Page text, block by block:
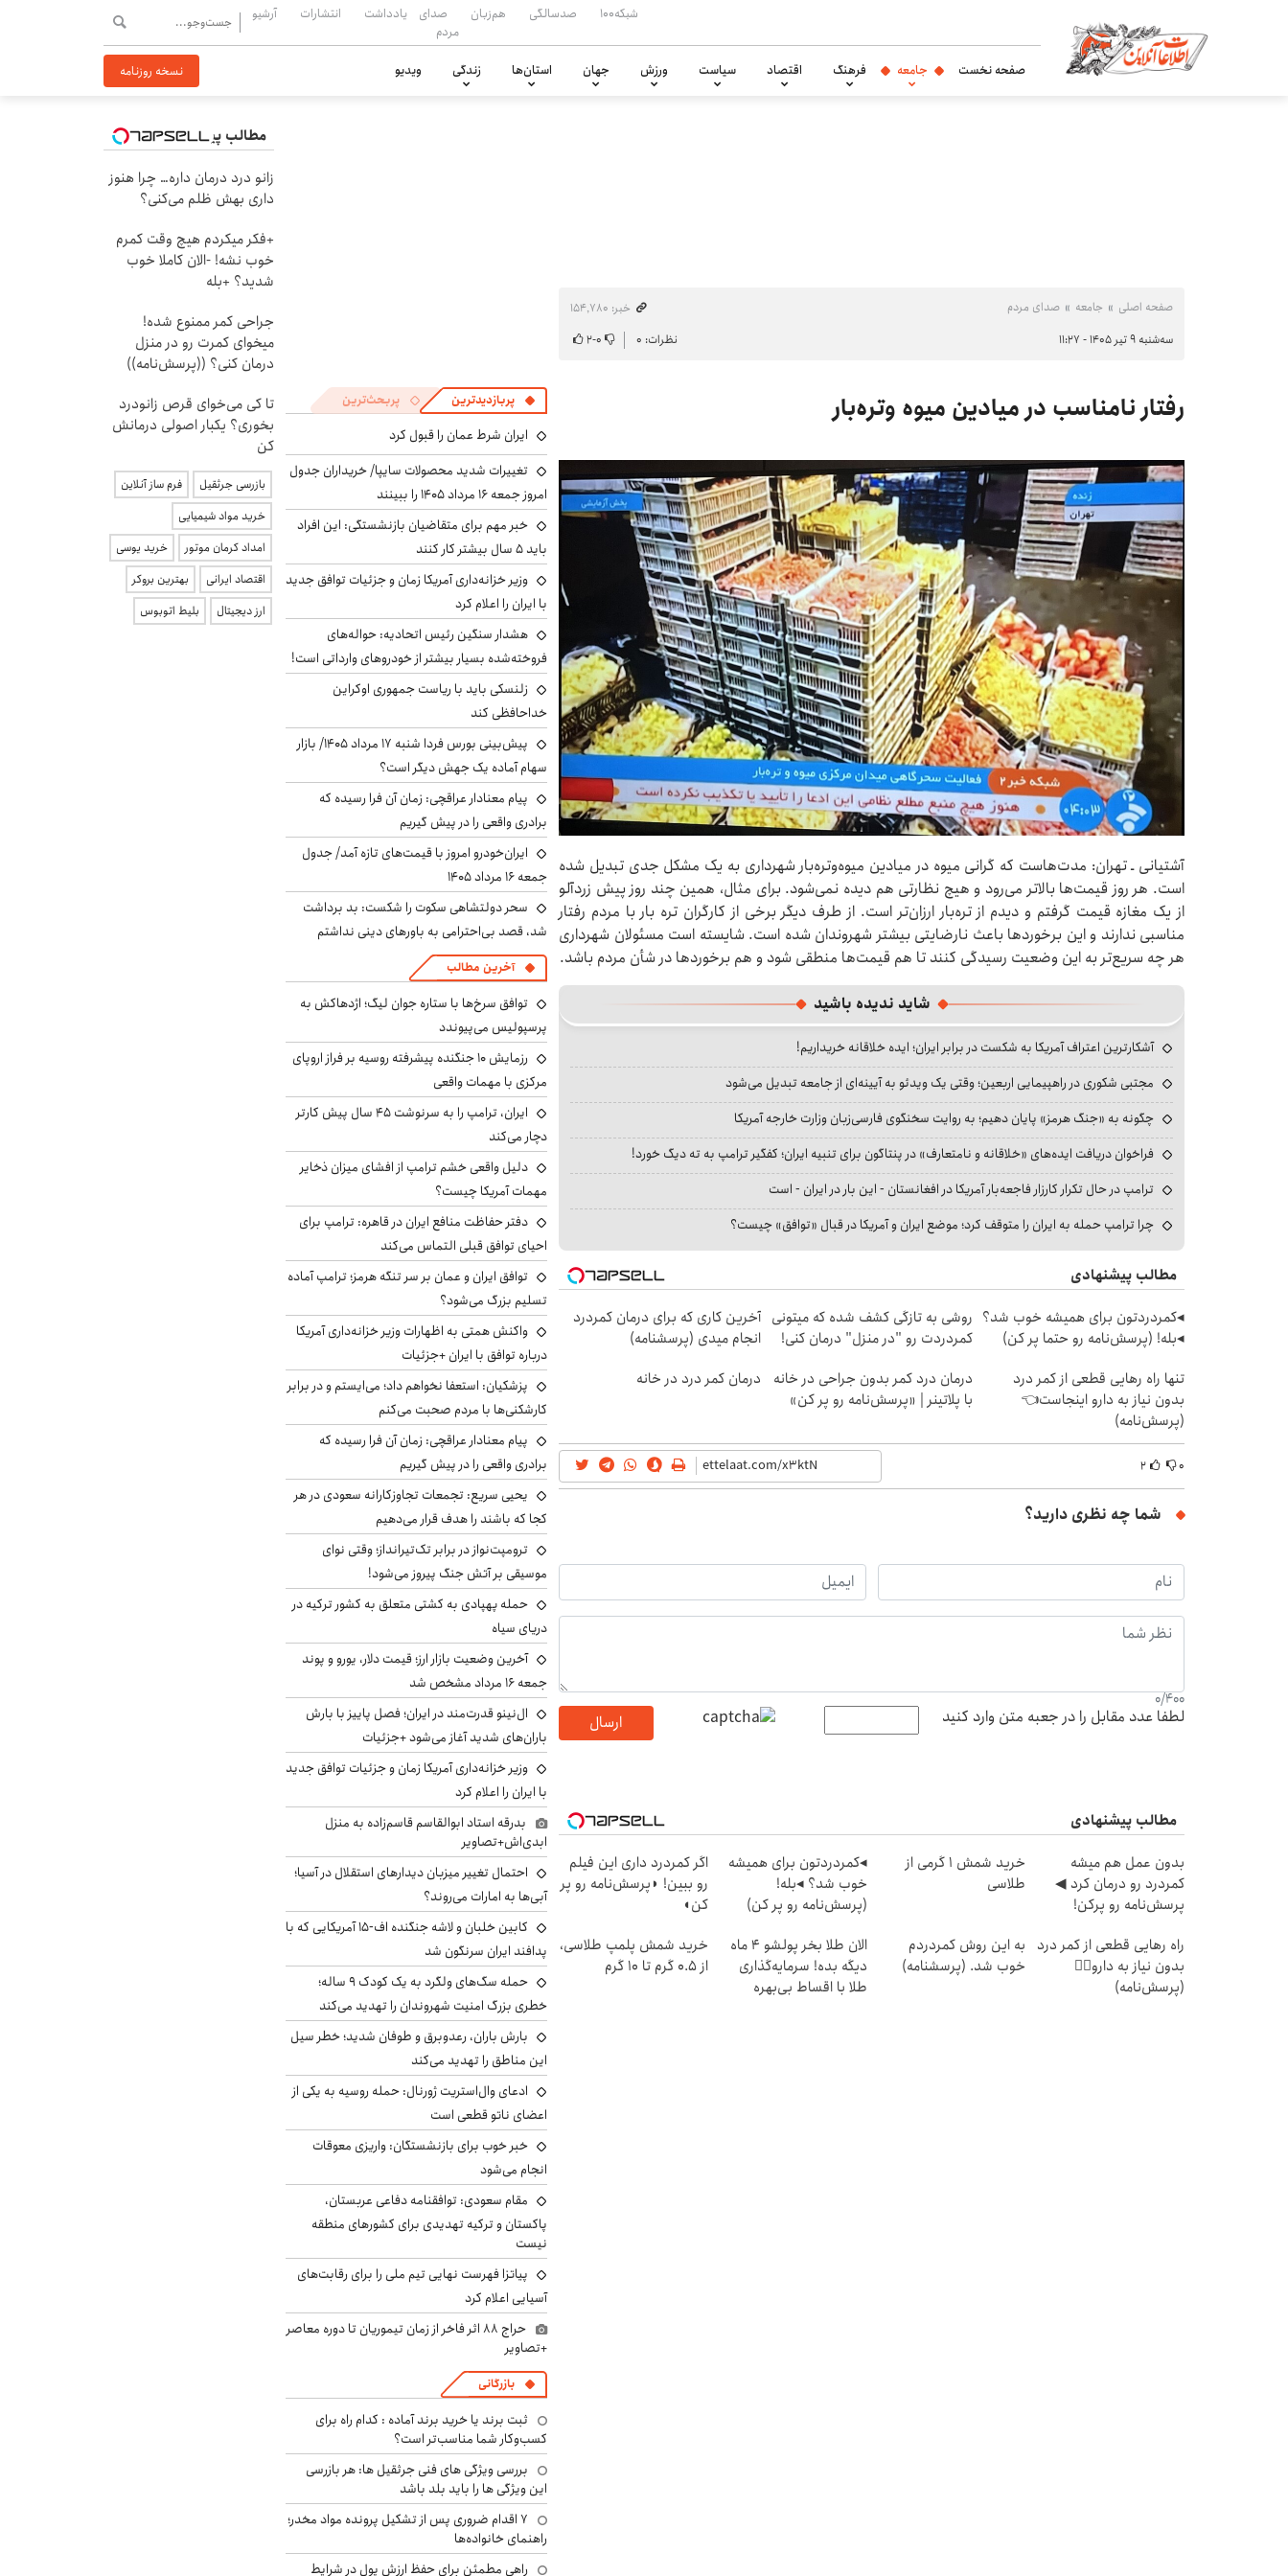
شبکه۱۰۰ صدسالگی هم‌زبان
صدای
مردم
یادداشت انتشارات آرشیو
صفحه نخست جامعه فرهنگ اقتصاد سیاست ورزش جهان استان‌ها زندگی ویدیو نسخه روزنامه
صفحه اصلی جامعه صدای مردم
خبر: ۱۵۴٬۷۸۰
سه‌شنبه ۹ تیر ۱۴۰۵ - ۱۱:۲۷
نظرات: ۰ ۰-۲
رفتار نامناسب در میادین میوه وتره‌بار
آشتیانی ـ تهران: مدت‌هاست که گرانی میوه در میادین میوه‌وتره‌بار شهرداری به یک مشکل جدی تبدیل شده
است. هر روز قیمت‌ها بالاتر می‌رود و هیچ نظارتی هم دیده نمی‌شود. برای مثال، همین چند روز پیش زردآلو
از یک مغازه قیمت گرفتم و دیدم از تره‌بار ارزان‌تر است. از طرف دیگر برخی از کارگران تره بار با مردم رفتار
مناسبی ندارند و این برخوردها باعث نارضایتی بیشتر شهروندان شده است. شایسته است مسئولان شهرداری
هر چه سریع‌تر به این وضعیت رسیدگی کنند تا هم قیمت‌ها منطقی شود و هم برخوردها در شأن مردم باشد.
شاید ندیده باشید
آشکارترین اعتراف آمریکا به شکست در برابر ایران؛ ایده خلاقانه خریداریم!
مجتبی شکوری در راهپیمایی اربعین؛ وقتی یک ویدئو به آیینه‌ای از جامعه تبدیل می‌شود
چگونه به «جنگ هرمز» پایان دهیم؛ به روایت سخنگوی فارسی‌زبان وزارت خارجه آمریکا
فراخوان دریافت ایده‌های «خلاقانه و نامتعارف» در پنتاگون برای تنبیه ایران؛ کفگیر ترامپ به ته دیگ خورد!
ترامپ در حال تکرار کارزار فاجعه‌بار آمریکا در افغانستان - این بار در ایران - است
چرا ترامپ حمله به ایران را متوقف کرد؛ موضع ایران و آمریکا در قبال «توافق» چیست؟
مطالب پیشنهادی
◂کمردردتون برای همیشه خوب شد؟
◂بله! (پرسش‌نامه رو حتما پر کن)
روشی به تازگی کشف شده که میتونی
کمردردت رو "در منزل" درمان کنی!
آخرین کاری که برای درمان کمردرد
انجام میدی (پرسشنامه)
تنها راه رهایی قطعی از کمر درد
بدون نیاز به دارو اینجاست👈
(پرسش‌نامه)
درمان درد کمر بدون جراحی در خانه
با پلاتینر | «پرسش‌نامه رو پر کن»
درمان کمر درد در خانه
۰ ۲
شما چه نظری دارید؟
0/400
لطفا عدد مقابل را در جعبه متن وارد کنید ارسال
مطالب پیشنهادی
بدون عمل هم میشه
کمردرد رو درمان کرد ◀
پرسش‎‌نامه رو پرکن!
خرید شمش 1 گرمی از
طلاسی
◂کمردردتون برای همیشه
خوب شد؟ ◂بله!
(پرسش‌نامه رو پر کن)
اگر کمردرد داری این فیلم
رو ببین! ◗پرسش‌نامه رو پر
کن◖
راه رهایی قطعی از کمر درد
بدون نیاز به دارو👈🏻
(پرسش‌نامه)
به این روش کمردردم
خوب شد. (پرسشنامه)
الان طلا بخر پولشو 4 ماه
دیگه بده! سرمایه‌گذاری
طلا با اقساط بی‌بهره
خرید شمش پلمپ طلاسی،
از ۰.۵ گرم تا ۱۰ گرم
پربازدیدترین پربحث‌ترین
ایران شرط عمان را قبول کرد
تغییرات شدید محصولات سایپا/ خریداران جدول
امروز جمعه ۱۶ مرداد ۱۴۰۵ را ببینند
خبر مهم برای متقاضیان بازنشستگی: این افراد
باید ۵ سال بیشتر کار کنند
وزیر خزانه‌داری آمریکا زمان و جزئیات توافق جدید
با ایران را اعلام کرد
هشدار سنگین رئیس اتحادیه: حواله‌های
فروخته‌شده بسیار بیشتر از خودروهای وارداتی است!
زلنسکی باید با ریاست جمهوری اوکراین
خداحافظی کند
پیش‌بینی بورس فردا شنبه ۱۷ مرداد ۱۴۰۵/ بازار
سهام آماده یک جهش دیگر است؟
پیام معنادار عراقچی: زمان آن فرا رسیده که
برادری واقعی را در پیش گیریم
ایران‌خودرو امروز با قیمت‌های تازه آمد/ جدول
جمعه ۱۶ مرداد ۱۴۰۵
سحر دولتشاهی سکوت را شکست: بد برداشت
شد، قصد بی‌احترامی به باورهای دینی نداشتم
آخرین مطالب
توافق سرخ‌ها با ستاره جوان لیگ؛ اژدهاکش به
پرسپولیس می‌پیوندد
رزمایش ۱۰ جنگنده پیشرفته روسیه بر فراز اروپای
مرکزی با مهمات واقعی
ایران، ترامپ را به سرنوشت ۴۵ سال پیش کارتر
دچار می‌کند
دلیل واقعی خشم ترامپ از افشای میزان ذخایر
مهمات آمریکا چیست؟
دفتر حفاظت منافع ایران در قاهره: ترامپ برای
احیای توافق قبلی التماس می‌کند
توافق ایران و عمان بر سر تنگه هرمز؛ ترامپ آماده
تسلیم بزرگ می‌شود؟
واکنش همتی به اظهارات وزیر خزانه‌داری آمریکا
درباره توافق با ایران +جزئیات
پزشکیان: استعفا نخواهم داد؛ می‌ایستم و در برابر
کارشکنی‌ها با مردم صحبت می‌کنم
پیام معنادار عراقچی: زمان آن فرا رسیده که
برادری واقعی را در پیش گیریم
یحیی سریع: تجمعات تجاوزکارانه سعودی در هر
کجا که باشند را هدف قرار می‌دهیم
ترومپت‌نواز در برابر تک‌تیرانداز؛ وقتی نوای
موسیقی بر آتش جنگ پیروز می‌شود!
حمله پهپادی به کشتی متعلق به کشور ترکیه در
دریای سیاه
آخرین وضعیت بازار ارز؛ قیمت دلار، یورو و پوند
جمعه ۱۶ مرداد مشخص شد
ال‌نینو قدرت‌مند در ایران؛ فصل پاییز با بارش
باران‌های شدید آغاز می‌شود +جزئیات
وزیر خزانه‌داری آمریکا زمان و جزئیات توافق جدید
با ایران را اعلام کرد
بدرقه استاد ابوالقاسم قاسم‌زاده به منزل
ابدی‌اش+تصاویر
احتمال تغییر میزبان دیدارهای استقلال در آسیا؛
آبی‌ها به امارات می‌روند؟
کابین خلبان و لاشه جنگنده اف-۱۵ آمریکایی که با
پدافند ایران سرنگون شد
حمله سگ‌های ولگرد به یک کودک ۹ ساله؛
خطری بزرگ امنیت شهروندان را تهدید می‌کند
بارش باران، رعدوبرق و طوفان شدید؛ خطر سیل
این مناطق را تهدید می‌کند
ادعای وال‌استریت ژورنال: حمله روسیه به یکی از
اعضای ناتو قطعی است
خبر خوب برای بازنشستگان: واریزی معوقات
انجام می‌شود
مقام سعودی: توافقنامه دفاعی عربستان،
پاکستان و ترکیه تهدیدی برای کشورهای منطقه
نیست
پیاتزا فهرست نهایی تیم ملی را برای رقابت‌های
آسیایی اعلام کرد
حراج ۸۸ اثر فاخر از زمان تیموریان تا دوره معاصر
+تصاویر
بازرگانی
ثبت برند یا خرید برند آماده : کدام راه برای
کسب‌وکار شما مناسب‌تر است؟
بررسی ویژگی های فنی جرثقیل ها: هر بازرسی
این ویژگی ها را باید بلد باشد
۷ اقدام ضروری پس از تشکیل پرونده مواد مخدر؛
راهنمای خانواده‌ها
راهی مطمئن برای حفظ ارزش پول در شرایط
مطالب پیشنهادی
زانو درد درمان داره… چرا هنوز
داری بهش ظلم می‌کنی؟
+فکر میکردم هیچ وقت کمرم
خوب نشه! -الان کاملا خوب
شدید؟ +بله
جراحی کمر ممنوع شده!
میخوای کمرت رو در منزل
درمان کنی؟ ((پرسش‌نامه))
تا کی می‌خوای قرص زانودرد
بخوری؟ یکبار اصولی درمانش
کن
بازرسی جرثقیل
فرم ساز آنلاین
خرید مواد شیمیایی
امداد کرمان موتور
خرید یوسی
اقتصاد ایرانی
بهترین بروکر
ارز دیجیتال
بلیط اتوبوس